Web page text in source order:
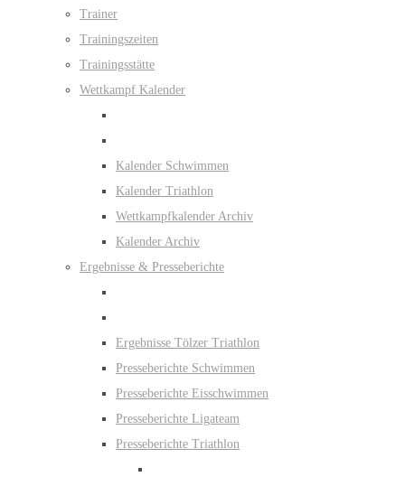
Trainer
Trainingszeiten
Trainingsstätte
Wettkampf Kalender
Kalender Schwimmen
Kalender Triathlon
Wettkampfkalender Archiv
Kalender Archiv
Ergebnisse & Presseberichte
Ergebnisse Tölzer Triathlon
Presseberichte Schwimmen
Presseberichte Eisschwimmen
Presseberichte Ligateam
Presseberichte Triathlon